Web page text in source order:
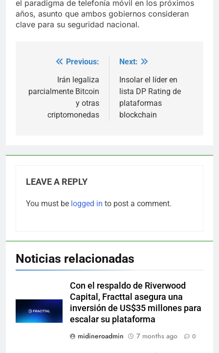
el paradigma de telefonía móvil en los próximos
años, asunto que ambos gobiernos consideran
clave para su seguridad nacional.
navigation
Previous:
Irán legaliza
parcialmente Bitcoin
y otras
criptomonedas
Next:
Insolar el líder en
lista DP Rating de
plataformas
blockchain
LEAVE A REPLY
You must be logged in to post a comment.
Noticias relacionadas
Con el respaldo de Riverwood
Capital, Fracttal asegura una
inversión de US$35 millones para
escalar su plataforma
midineroadmin
7 months ago 0